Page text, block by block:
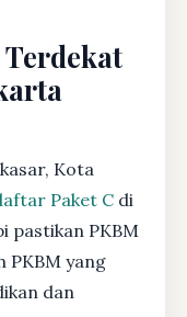
Kota
Paket C di
pastikan PKBM
PKBM yang
dan